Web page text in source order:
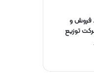
فروش و
توزیع